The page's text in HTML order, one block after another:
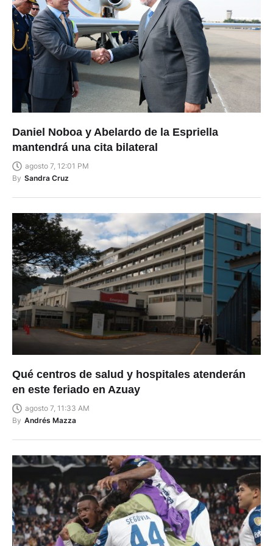
Daniel Noboa y Abelardo de la Espriella
mantendrá una cita bilateral
agosto 7, 12:01 PM
By Sandra Cruz
Qué centros de salud y hospitales atenderán
en este feriado en Azuay
agosto 7, 11:33 AM
By Andrés Mazza